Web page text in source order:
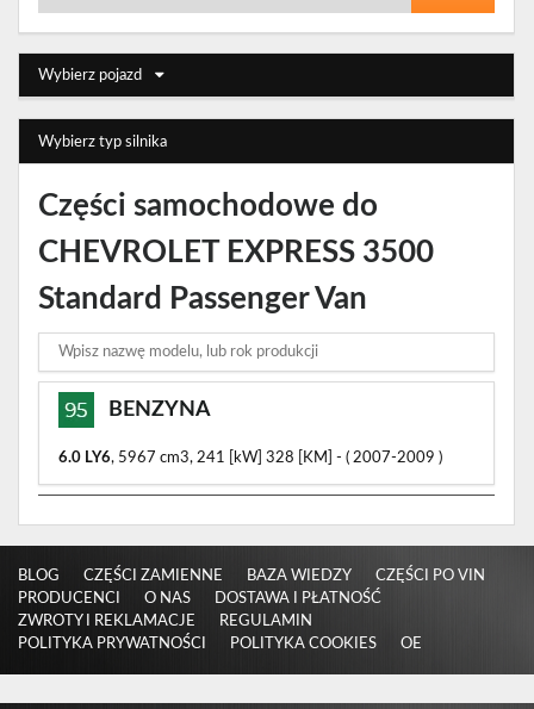
Wybierz pojazd
Wybierz typ silnika
Części samochodowe do
CHEVROLET EXPRESS 3500
Standard Passenger Van
BENZYNA
6.0 LY6, 5967 cm3, 241 [kW] 328 [KM] - ( 2007-2009 )
BLOG CZĘŚCI ZAMIENNE BAZA WIEDZY
CZĘŚCI PO VIN
PRODUCENCI
O NAS
DOSTAWA I PŁATNOŚĆ
ZWROTY I REKLAMACJE
REGULAMIN
POLITYKA PRYWATNOŚCI
POLITYKA COOKIES OE